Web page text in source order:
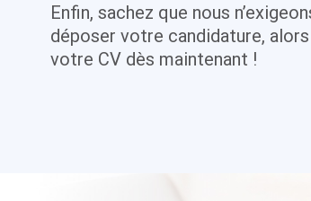
Enfin, sachez que nous
déposer votre candidature,
votre CV dès maintenant !